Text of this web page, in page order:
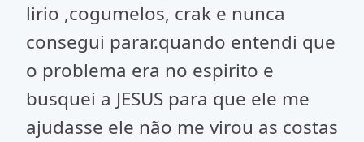
lirio ,cogumelos, crak e nunca
consegui parar.quando entendi que
o problema era no espirito e
busquei a JESUS para que ele me
ajudasse ele não me virou as costas